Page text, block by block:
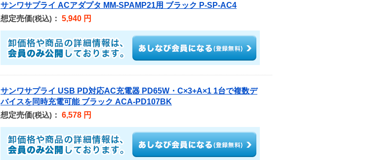
サンワサプライ ACアダプタ MM-SPAMP21用 ブラック P-SP-AC4
想定売価(税込) ： 5,940 円
サンワサプライ USB PD対応AC充電器 PD65W・C×3+A×1 1台で複数デ
バイスを同時充電可能 ブラック ACA-PD107BK
想定売価(税込) ： 6,578 円